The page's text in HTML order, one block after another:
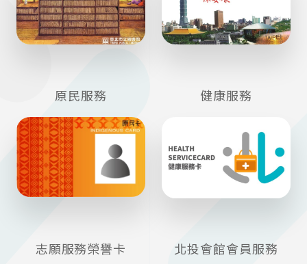
原民服務 健康服務
志願服務榮譽卡 北投會館會員服務